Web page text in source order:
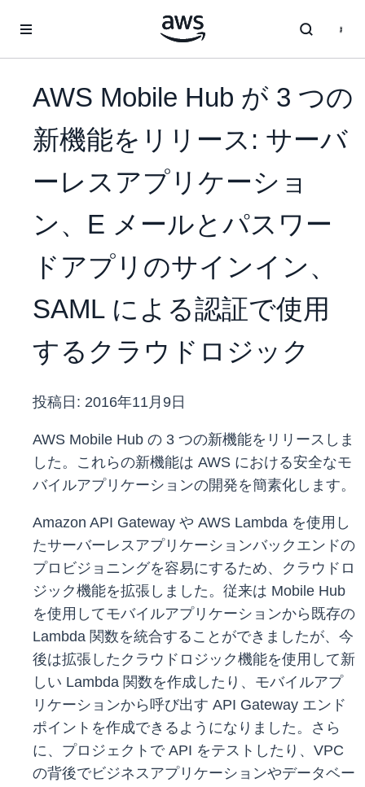
AWS Mobile Hub が 3 つの
新機能をリリース: サーバ
ーレスアプリケーショ
ン、E メールとパスワー
ドアプリのサインイン、
SAML による認証で使用
するクラウドロジック
投稿日: 2016年11月9日
AWS Mobile Hub の 3 つの新機能をリリースしま
した。これらの新機能は AWS における安全なモ
バイルアプリケーションの開発を簡素化します。
Amazon API Gateway や AWS Lambda を使用し
たサーバーレスアプリケーションバックエンドの
プロビジョニングを容易にするため、クラウドロ
ジック機能を拡張しました。従来は Mobile Hub
を使用してモバイルアプリケーションから既存の
Lambda 関数を統合することができましたが、今
後は拡張したクラウドロジック機能を使用して新
しい Lambda 関数を作成したり、モバイルアプ
リケーションから呼び出す API Gateway エンド
ポイントを作成できるようになりました。さら
に、プロジェクトで API をテストしたり、VPC
の背後でビジネスアプリケーションやデータベー